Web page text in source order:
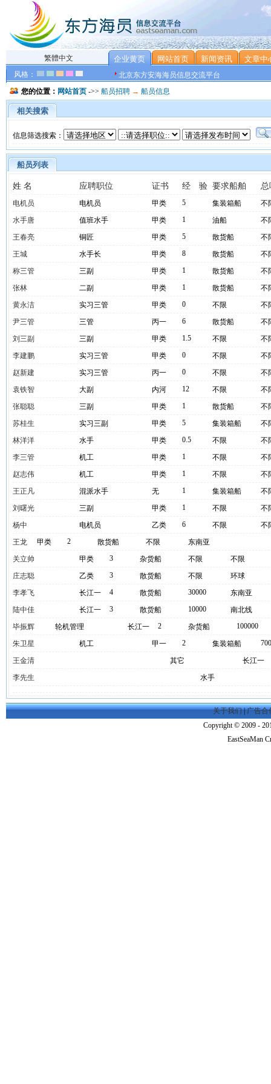
繁體中文
风格：
企业黄页 网站首页 新闻资讯 文章中
北京东方安海海员信息交流平台
您的位置： 网站首页 ->> 船员招聘 → 船员信息
相关搜索
信息筛选搜索：
船员列表
总
要求船舶
经 验
证书
应聘职位
姓 名
不
集装箱船
5
甲类
电机员
电机员
不
油船
1
甲类
值班水手
水手唐
不
散货船
5
甲类
铜匠
王春亮
不
散货船
8
甲类
水手长
王城
不
散货船
1
甲类
三副
称三管
不
散货船
1
甲类
二副
张林
不
不限
0
甲类
实习三管
黄永洁
不
散货船
6
丙一
三管
尹三管
不
不限
1.5
甲类
三副
刘三副
不
不限
0
甲类
实习三管
李建鹏
不
不限
0
丙一
实习三管
赵新建
不
不限
12
内河
大副
袁铁智
不
散货船
1
甲类
三副
张聪聪
不
集装箱船
5
甲类
实习三副
苏桂生
不
不限
0.5
甲类
水手
林洋洋
不
不限
1
甲类
机工
李三管
不
不限
1
甲类
机工
赵志伟
不
集装箱船
1
无
混派水手
王正凡
不
不限
1
甲类
三副
刘曙光
不
不限
6
乙类
电机员
杨中
东南亚
不限
散货船
2
甲类
王龙
不限
不限
杂货船
3
甲类
关立帅
环球
不限
散货船
3
乙类
庄志聪
东南亚
30000
散货船
4
长江一
李孝飞
南北线
10000
散货船
3
长江一
陆中佳
100000
杂货船
2
长江一
轮机管理
毕振辉
集装箱船
2
甲一
机工
朱卫星
长江一
其它
王金清
水手
李先生
关于我们|广告合
Copyright © 2009 -
EastSeaMan